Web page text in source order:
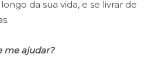
da sua vida, e se livrar de
me ajudar?